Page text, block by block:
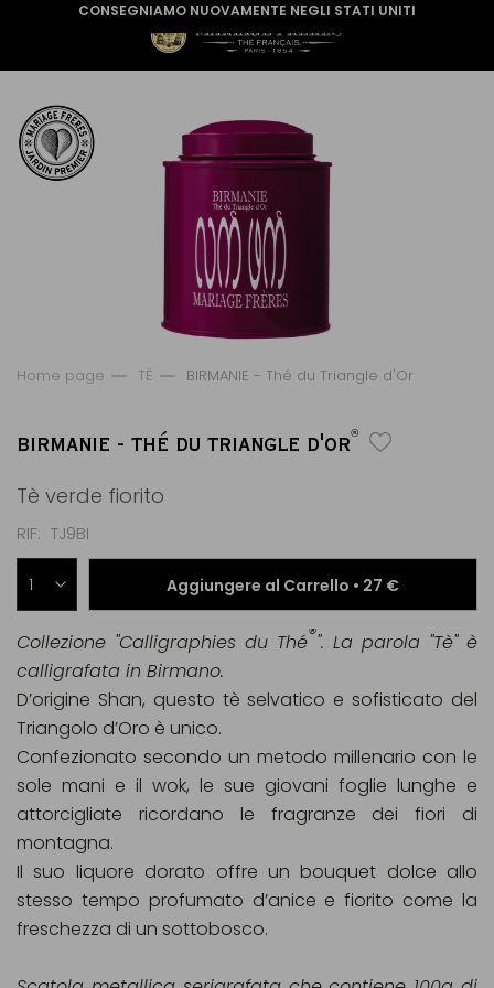
CONSEGNIAMO NUOVAMENTE NEGLI STATI UNITI
Home page TÈ BIRMANIE - Thé du Triangle d'Or
BIRMANIE - THÉ DU TRIANGLE D'OR®
Tè verde fiorito
RIF TJ9BI
Aggiungere al Carrello • 27 €
Collezione "Calligraphies du Thé®". La parola "Tè" è
calligrafata in Birmano.
D’origine Shan, questo tè selvatico e sofisticato del
Triangolo d’Oro è unico.
Confezionato secondo un metodo millenario con le
sole mani e il wok, le sue giovani foglie lunghe e
attorcigliate ricordano le fragranze dei fiori di
montagna.
Il suo liquore dorato offre un bouquet dolce allo
stesso tempo profumato d’anice e fiorito come la
freschezza di un sottobosco.